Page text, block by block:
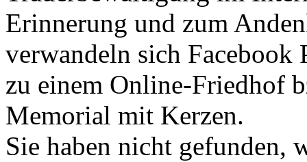
Erinnerung und zum
verwandeln sich
zu einem Online-Friedhof
Memorial mit Kerzen.
Sie haben nicht gefunden,